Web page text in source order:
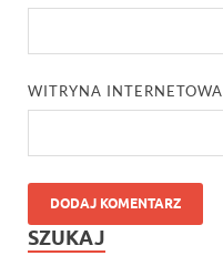
WITRYNA INTERNETOWA
SZUKAJ